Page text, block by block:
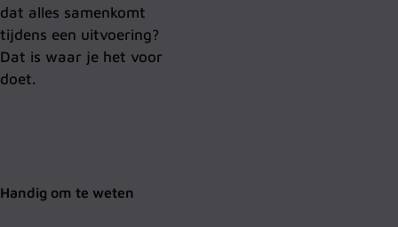
dat alles samenkomt
tijdens een uitvoering?
Dat is waar je het voor
doet.
Handig om te weten